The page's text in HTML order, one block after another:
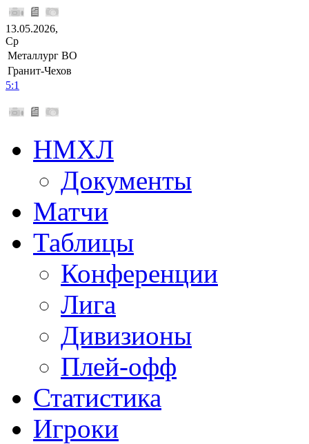
13.05.2026,
Ср
Металлург ВО
Гранит-Чехов
5:1
НМХЛ
Документы
Матчи
Таблицы
Конференции
Лига
Дивизионы
Плей-офф
Статистика
Игроки